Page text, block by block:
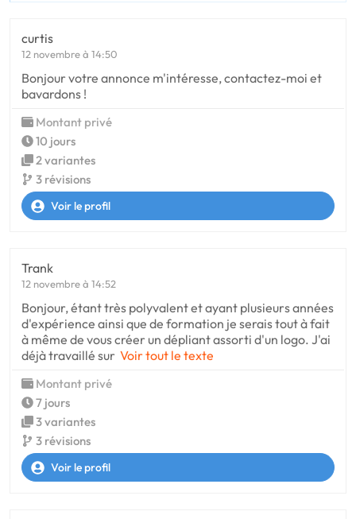
curtis
12 novembre à 14:50
Bonjour votre annonce m'intéresse, contactez-moi et
bavardons !
Montant privé
10 jours
2 variantes
3 révisions
Voir le profil
Trank
12 novembre à 14:52
Bonjour, étant très polyvalent et ayant plusieurs années
d'expérience ainsi que de formation je serais tout à fait
à même de vous créer un dépliant assorti d'un logo. J'ai
déjà travaillé sur Voir tout le texte
Montant privé
7 jours
3 variantes
3 révisions
Voir le profil